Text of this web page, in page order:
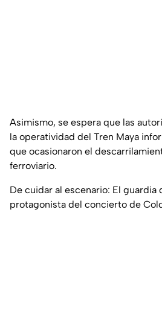
Asimismo, se espera que las
la operatividad del Tren Maya
que ocasionaron el
ferroviario.
De cuidar al escenario: El guardia
protagonista del concierto de